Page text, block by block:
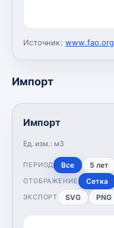
Источник: www.fao.org
Импорт
Импорт
Ед. изм.: м3
ПЕРИОД Все 5 лет
ОТОБРАЖЕНИЕ Сетка
ЭКСПОРТ SVG PNG